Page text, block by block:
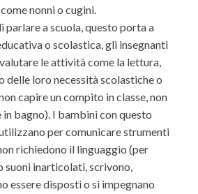
nonni o cugini.
parlare a scuola, questo porta a
o scolastica, gli insegnanti
le attività come la lettura,
delle loro necessità scolastiche o
capire un compito in classe, non
in bagno). I bambini con questo
per comunicare strumenti
richiedono il linguaggio (per
suoni inarticolati, scrivono,
essere disposti o si impegnano